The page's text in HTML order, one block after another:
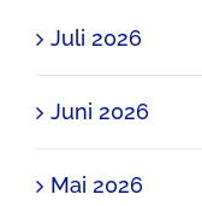
Juli 2026
Juni 2026
Mai 2026